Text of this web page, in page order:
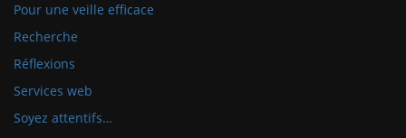
Pour une veille efficace
Recherche
Réflexions
Services web
Soyez attentifs…